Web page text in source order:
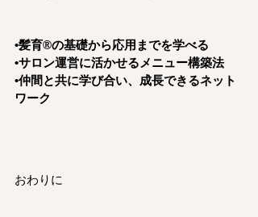
•髪育®︎の基礎から応用までを学べる
•サロン運営に活かせるメニュー構築法
•仲間と共に学び合い、成長できるネット
ワーク
おわりに